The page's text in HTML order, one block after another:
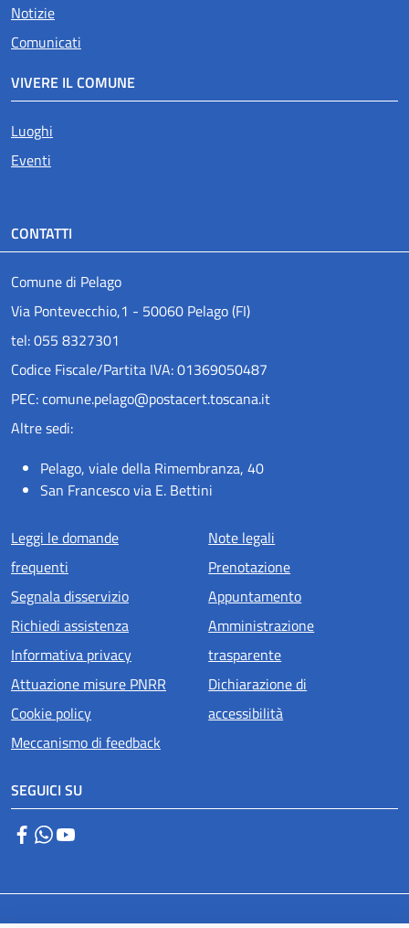
Notizie
Comunicati
VIVERE IL COMUNE
Luoghi
Eventi
CONTATTI
Comune di Pelago
Via Pontevecchio,1 - 50060 Pelago (FI)
tel: 055 8327301
Codice Fiscale/Partita IVA: 01369050487
PEC: comune.pelago@postacert.toscana.it
Altre sedi:
Pelago, viale della Rimembranza, 40
San Francesco via E. Bettini
Menu piè di pagina
Leggi le domande
frequenti
Segnala disservizio
Richiedi assistenza
Informativa privacy
Attuazione misure PNRR
Cookie policy
Meccanismo di feedback
Note legali
Prenotazione
Appuntamento
Amministrazione
trasparente
Dichiarazione di
accessibilità
SEGUICI SU
FacebookWhatsApp